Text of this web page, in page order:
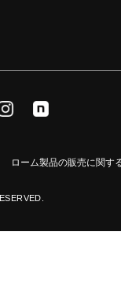
ローム製品の販売に関す